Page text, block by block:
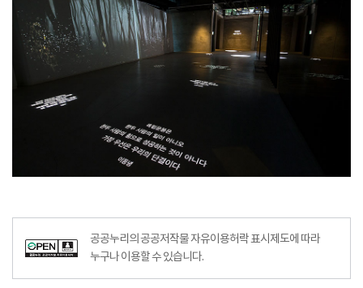
공공누리의 공공저작물 자유이용허락 표시제도에 따라
누구나 이용할 수 있습니다.